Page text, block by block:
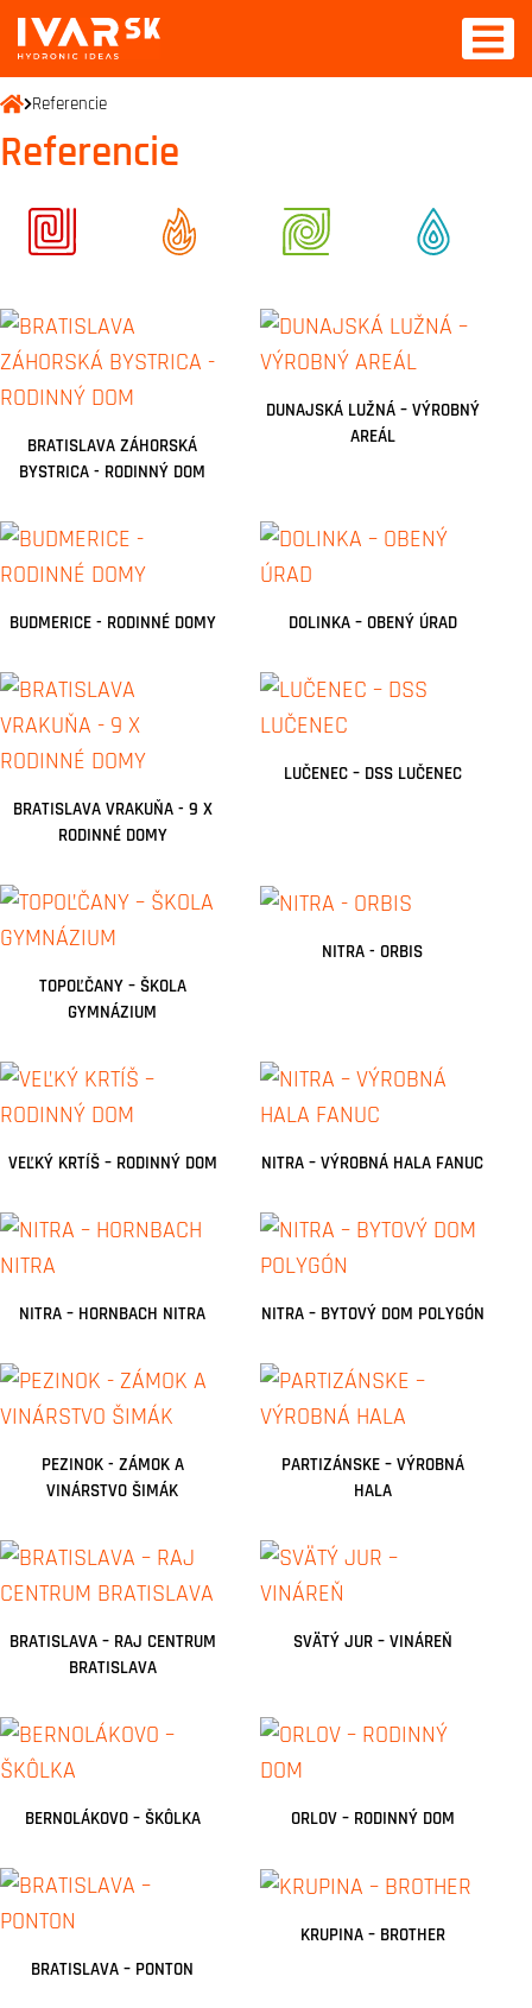
Referencie
Referencie
BRATISLAVA ZÁHORSKÁ
BYSTRICA - RODINNÝ DOM
DUNAJSKÁ LUŽNÁ – VÝROBNÝ
AREÁL
BUDMERICE - RODINNÉ DOMY DOLINKA – OBENÝ ÚRAD
BRATISLAVA VRAKUŇA - 9 X
RODINNÉ DOMY
LUČENEC – DSS LUČENEC
TOPOĽČANY – ŠKOLA
GYMNÁZIUM
NITRA - ORBIS
VEĽKÝ KRTÍŠ – RODINNÝ DOM NITRA – VÝROBNÁ HALA FANUC
NITRA – HORNBACH NITRA NITRA – BYTOVÝ DOM POLYGÓN
PEZINOK - ZÁMOK A
VINÁRSTVO ŠIMÁK
PARTIZÁNSKE – VÝROBNÁ
HALA
BRATISLAVA – RAJ CENTRUM
BRATISLAVA
SVÄTÝ JUR – VINÁREŇ
BERNOLÁKOVO – ŠKÔLKA ORLOV – RODINNÝ DOM
BRATISLAVA – PONTON
KRUPINA – BROTHER